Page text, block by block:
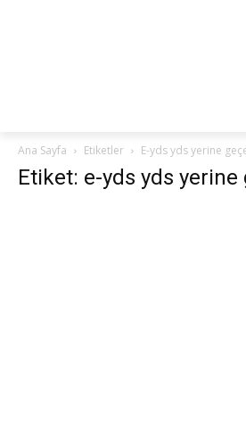
Ana Sayfa Etiketler E-yds yds yerine
Etiket: e-yds yds yerine